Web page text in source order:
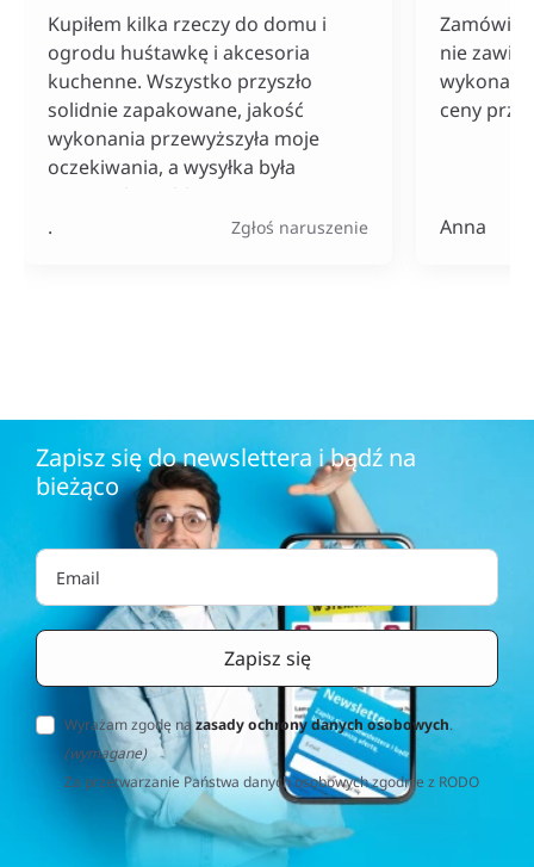
Kupiłem kilka rzeczy do domu i
ogrodu huśtawkę i akcesoria
kuchenne. Wszystko przyszło
solidnie zapakowane, jakość
wykonania przewyższyła moje
oczekiwania, a wysyłka była
naprawdę szybka. Do tego ceny
bardzo konkurencyjne, szczególnie
. Zgłoś naruszenie
nie
ceny
Anna
Zapisz się do newslettera i bądź na
bieżąco
Wyrażam zgodę nazasady ochrony danych osobowych.
(wymagane)
Za przetwarzanie Państwa danych osobowych zgodnie z RODO
(Rozporządzenie o Ochronie Danych Osobowych) odpowiedzialna
jest firma Home&Decor Sp. z o.o., Instalatorów 17/108, 02-237